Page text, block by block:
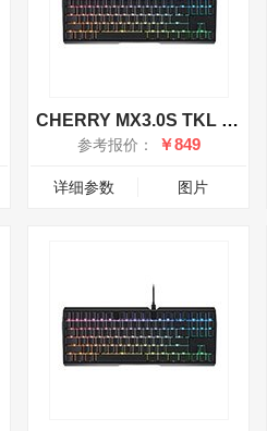
CHERRY MX3.0S TKL RGB有线键盘 黑轴
参考报价： ￥849
详细参数 图片